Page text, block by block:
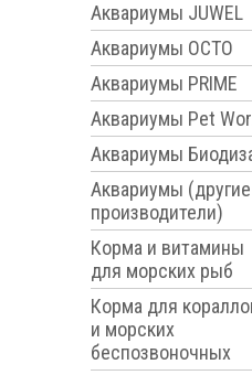
Аквариумы JUWEL
Аквариумы OCTO
Аквариумы PRIME
Аквариумы Pet
Аквариумы
Аквариумы (другие
производители)
Корма и витамины
для морских рыб
Корма для
и морских
беспозвоночных